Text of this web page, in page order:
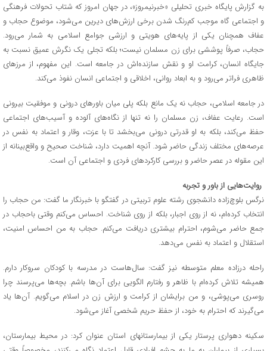
به گزارش پایگاه خبری تحلیلی «خبرنیمروز»، در جهان امروز که شتاب تحولات فرهنگی
و اجتماعی گاه موجب کم‌رنگ شدن برخی ارزش‌های دیرین می‌شود، موضوع حجاب و
عفاف همچنان یکی از پایه‌های هویتی و ارزشی جوامع اسلامی به شمار می‌رود.
حجاب، صرفاً پوششی برای زن مسلمان نیست؛ بلکه تجلی یک نگرش عمیق نسبت به
جایگاه انسان، کرامت او و نقش سازنده‌اش در جامعه است. این مفهوم، از مرزهای
ظاهری فراتر می‌رود و به ابعاد روانی، اخلاقی و اجتماعی انسان نفوذ می‌کند.
در جامعه اسلامی، حجاب نه یک مانع بلکه پلی میان باورهای درونی و موفقیت بیرونی
است. رعایت عفاف، زن مسلمان را نه تنها از نگاه‌های آلوده و آسیب‌های اجتماعی
حفظ می‌کند، بلکه به او قدرتی درونی می‌بخشد تا با عزت، وقار و اعتماد به نفس در
عرصه‌های مختلف زندگی حاضر شود. آنچه اهمیت دارد، شناخت صحیح و واقع‌بینانه از
این مقوله در عصر حاضر و بررسی کارکردهای فردی و اجتماعی آن است.
روایت‌هایی از باور و تجربه
نرگس بلوچ‌زاده دانشجوی رشته علوم‌ تربیتی در گفتگو با خبرنگار ما گفت: من حجاب را
انتخاب کرده‌ام، نه از روی اجبار، بلکه از روی شناخت. احساس می‌کنم وقتی باحجاب در
جمع حاضر می‌شوم، احترام بیشتری دریافت می‌کنم. حجاب به من احساس امنیت،
استقلال و اعتماد به نفس می‌دهد.
راحله درزاده معلم متوسطه نیز گفت: سال‌هاست در مدرسه با کودکان سروکار دارم.
همیشه تلاش کرده‌ام با ظاهر و رفتارم الگویی برای آن‌ها باشم. بچه‌ها می‌پرسند چرا
روسری می‌پوشی، و من برایشان از کرامت و ارزش زن در اسلام می‌گویم. آن‌ها یاد
می‌گیرند که احترام به خود، از حفظ حریم شخصی آغاز می‌شود.
سکینه دهواری پرستار یکی از بیمارستانهای استان عنوان کرد: در محیط بیمارستان،